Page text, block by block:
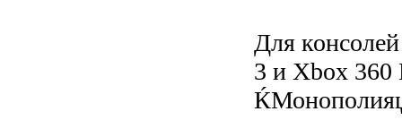
Для
3 и Xbox 360